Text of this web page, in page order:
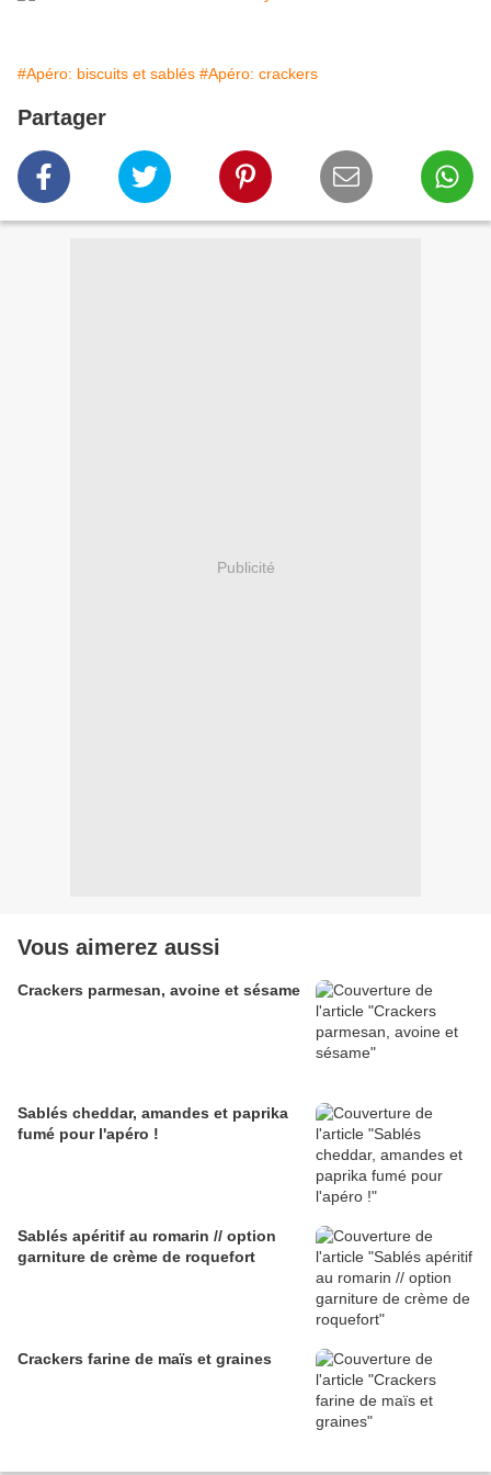
#Apéro: biscuits et sablés #Apéro: crackers
Partager
Publicité
Vous aimerez aussi
Crackers parmesan, avoine et sésame
Sablés cheddar, amandes et paprika
fumé pour l'apéro !
Sablés apéritif au romarin // option
garniture de crème de roquefort
Crackers farine de maïs et graines